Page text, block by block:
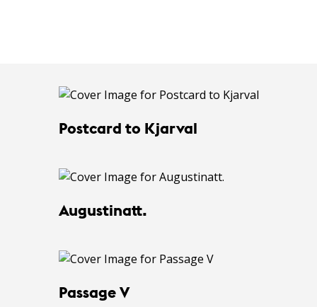
Postcard to Kjarval
Augustinatt.
Passage V